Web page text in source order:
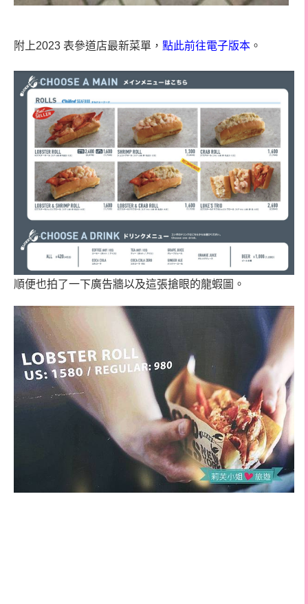
附上2023 表參道店最新菜單， 點此前往電子版本 。
順便也拍了一下廣告牆以及這張搶眼的龍蝦圖。